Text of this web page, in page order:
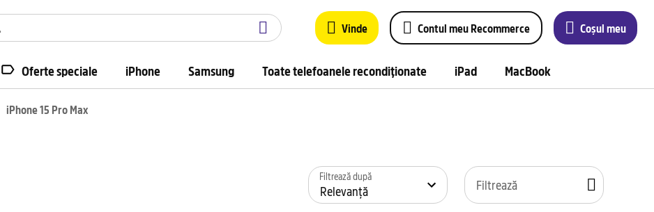
Vinde Contul meu Recommerce Coșul meu
Oferte speciale iPhone Samsung Toate telefoanele recondiționate iPad MacBook
iPhone 15 Pro Max
Filtrează după Filtrează